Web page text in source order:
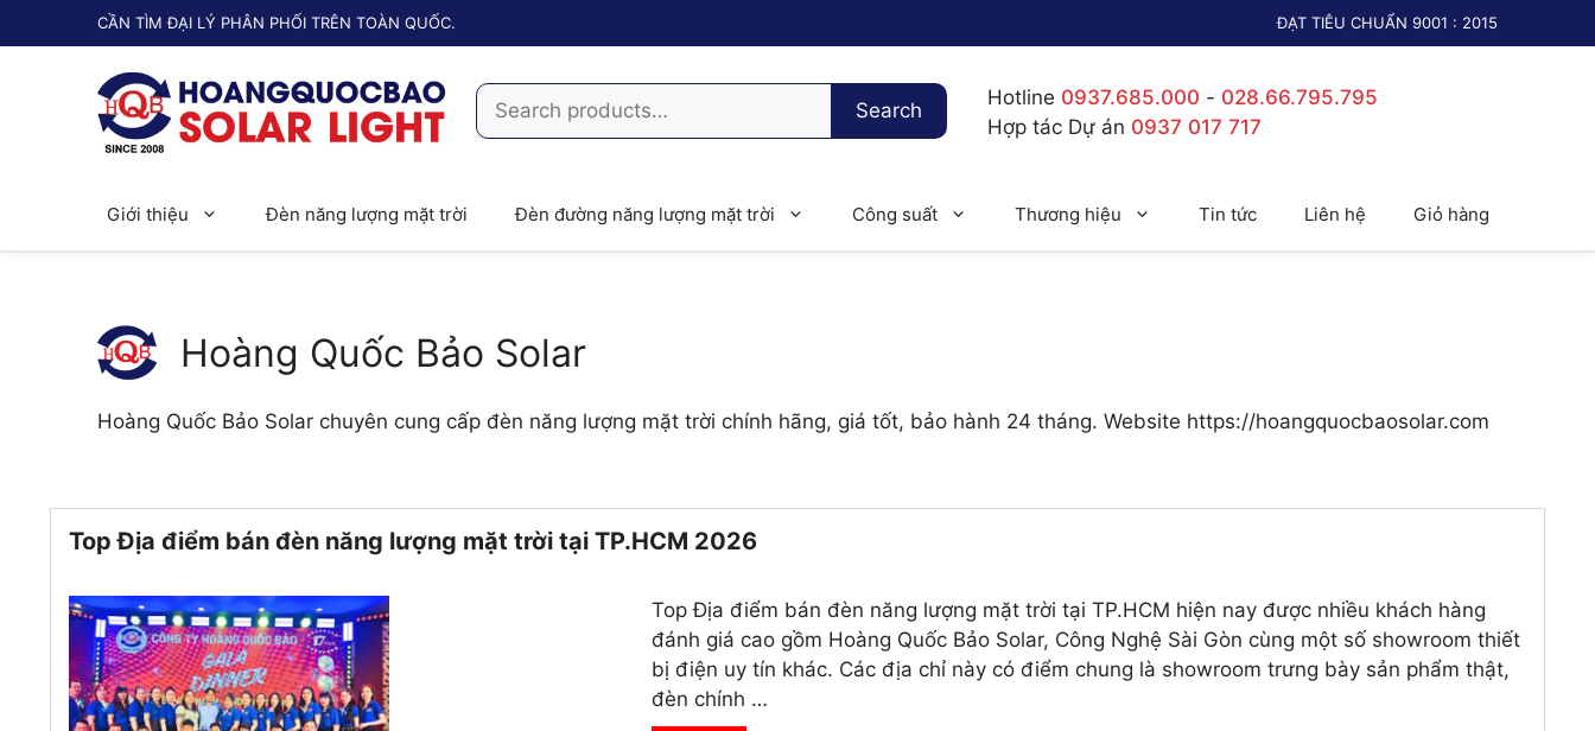
đến
ĐẠT TIÊU CHUẨN 9001 : 2015
CẦN TÌM ĐẠI LÝ PHÂN PHỐI TRÊN TOÀN QUỐC.
Search
for:
Search
Hotline 0937.685.000 - 028.66.795.795
Hợp tác Dự án 0937 017 717
Giới thiệu Đèn năng lượng mặt trời Đèn đường năng lượng mặt trời Công suất Thương hiệu Tin tức Liên hệ Giỏ hàng
Hoàng Quốc Bảo Solar
Hoàng Quốc Bảo Solar chuyên cung cấp đèn năng lượng mặt trời chính hãng, giá tốt, bảo hành 24 tháng. Website https://hoangquocbaosolar.com
Top Địa điểm bán đèn năng lượng mặt trời tại TP.HCM 2026
Top Địa điểm bán đèn năng lượng mặt trời tại TP.HCM hiện nay được nhiều khách hàng
đánh giá cao gồm Hoàng Quốc Bảo Solar, Công Nghệ Sài Gòn cùng một số showroom thiết
bị điện uy tín khác. Các địa chỉ này có điểm chung là showroom trưng bày sản phẩm thật,
đèn chính …